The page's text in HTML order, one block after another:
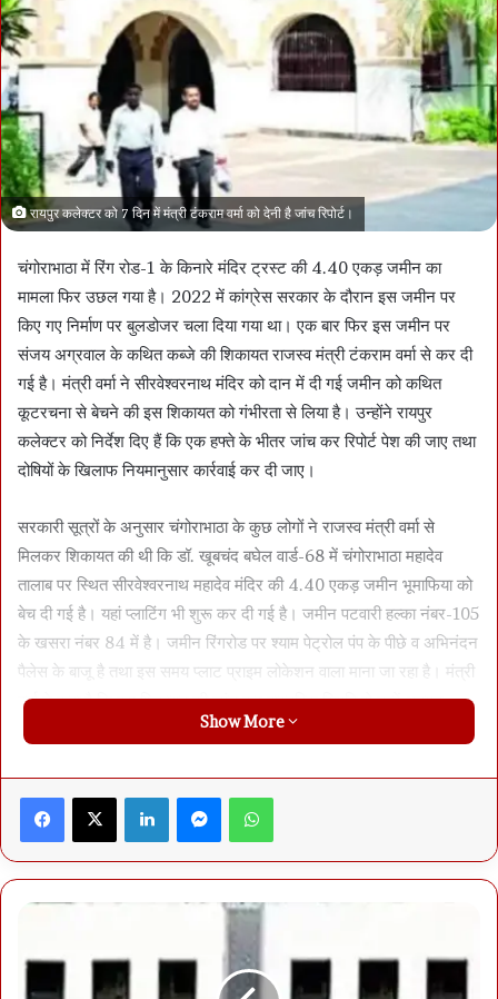
रायपुर कलेक्टर को 7 दिन में मंत्री टंकराम वर्मा को देनी है जांच रिपोर्ट।
चंगोराभाठा में रिंग रोड-1 के किनारे मंदिर ट्रस्ट की 4.40 एकड़ जमीन का
मामला फिर उछल गया है। 2022 में कांग्रेस सरकार के दौरान इस जमीन पर
किए गए निर्माण पर बुलडोजर चला दिया गया था। एक बार फिर इस जमीन पर
संजय अग्रवाल के कथित कब्जे की शिकायत राजस्व मंत्री टंकराम वर्मा से कर दी
गई है। मंत्री वर्मा ने सीरवेश्वरनाथ मंदिर को दान में दी गई जमीन को कथित
कूटरचना से बेचने की इस शिकायत को गंभीरता से लिया है। उन्होंने रायपुर
कलेक्टर को निर्देश दिए हैं कि एक हफ्ते के भीतर जांच कर रिपोर्ट पेश की जाए तथा
दोषियों के खिलाफ नियमानुसार कार्रवाई कर दी जाए।
सरकारी सूत्रों के अनुसार चंगोराभाठा के कुछ लोगों ने राजस्व मंत्री वर्मा से
मिलकर शिकायत की थी कि डॉ. खूबचंद बघेल वार्ड-68 में चंगोराभाठा महादेव
तालाब पर स्थित सीरवेश्वरनाथ महादेव मंदिर की 4.40 एकड़ जमीन भूमाफिया को
बेच दी गई है। यहां प्लाटिंग भी शुरू कर दी गई है। जमीन पटवारी हल्का नंबर-105
के खसरा नंबर 84 में है। जमीन रिंगरोड पर श्याम पेट्रोल पंप के पीछे व अभिनंदन
पैलेस के बाजू है तथा इस समय प्लाट प्राइम लोकेशन वाला माना जा रहा है। मंत्री
वर्मा ने कहा है कि इस शिकायत की जांच कर वास्तविक स्थिति से उन्हें अवगत
दशकों पहले मंदिर के लिए दान में दी थी जमीन
लोगों ने मंत्री को जो रिकार्ड प्रस्तुत किया है, उसके मुताबिक महादेव तालाब के
4.40 एकड़ तालाब के लिए तथा 1.22 एकड़ तालाब के चारों ओर आने जाने का
मार्ग बनाने के लिए दी गई थी। भूस्वामी गोविंदधर की वर्ष 1976 में मृत्यु हुई। उसके
बाद मंदिर के सेवक जयलालपुरी वल्द नरोत्तम पुरी मंदिर तथा मंदिर से लगी जमीन
के सर्वराकार बन गए थे। यही जमीन 1989 में संजय अग्रवाल को बेची गई। उस
Show More
Facebook X LinkedIn